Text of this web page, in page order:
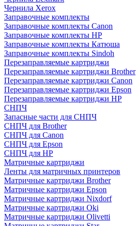
Чернила Xerox
Заправочные комплекты
Заправочные комплекты Canon
Заправочные комплекты HP
Заправочные комплекты Катюша
Заправочные комплекты Sindoh
Перезаправляемые картриджи
Перезаправляемые картриджи Brother
Перезаправляемые картриджи Canon
Перезаправляемые картриджи Epson
Перезаправляемые картриджи HP
СНПЧ
Запасные части для СНПЧ
СНПЧ для Brother
СНПЧ для Canon
СНПЧ для Epson
СНПЧ для HP
Матричные картриджи
Ленты для матричных принтеров
Матричные картриджи Brother
Матричные картриджи Epson
Матричные картриджи Nixdorf
Матричные картриджи Oki
Матричные картриджи Olivetti